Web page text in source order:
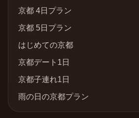
京都 4日プラン
京都 5日プラン
はじめての京都
京都デート1日
京都子連れ1日
雨の日の京都プラン